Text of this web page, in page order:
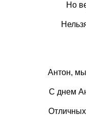
Но
Антон, мы
С днем